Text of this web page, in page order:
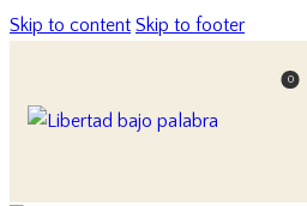
Skip to content Skip to footer
0